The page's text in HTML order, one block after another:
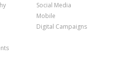
Social Media
Mobile
Digital Campaigns